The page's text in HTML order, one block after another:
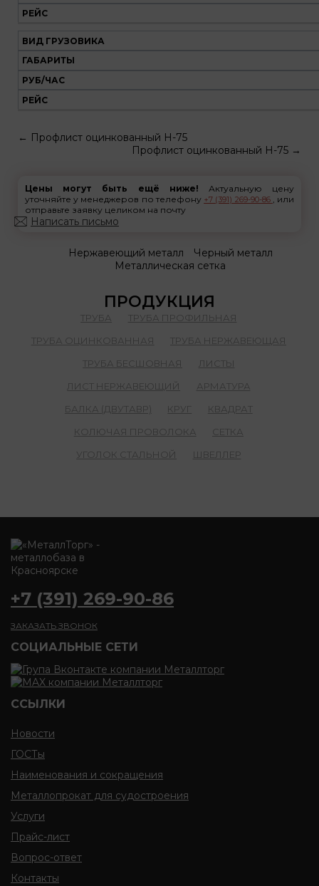
РЕЙС
ВИД ГРУЗОВИКА
ГАБАРИТЫ
РУБ/ЧАС
РЕЙС
← Профлист оцинкованный Н-75
Профлист оцинкованный Н-75 →
Цены могут быть ещё ниже! Актуальную цену
уточняйте у менеджеров по телефону +7 (391) 269-90-86 , или
отправьте заявку целиком на почту
Написать письмо
Нержавеющий металл
Черный металл
Металлическая сетка
ПРОДУКЦИЯ
ТРУБА
ТРУБА ПРОФИЛЬНАЯ
ТРУБА ОЦИНКОВАННАЯ
ТРУБА НЕРЖАВЕЮЩАЯ
ТРУБА БЕСШОВНАЯ
ЛИСТЫ
ЛИСТ НЕРЖАВЕЮЩИЙ
АРМАТУРА
БАЛКА (ДВУТАВР)
КРУГ
КВАДРАТ
КОЛЮЧАЯ ПРОВОЛОКА
СЕТКА
УГОЛОК СТАЛЬНОЙ
ШВЕЛЛЕР
+7 (391) 269-90-86
ЗАКАЗАТЬ ЗВОНОК
CОЦИАЛЬНЫЕ СЕТИ
ССЫЛКИ
Новости
ГОСТы
Наименования и сокращения
Металлопрокат для судостроения
Услуги
Прайс-лист
Вопрос-ответ
Контакты